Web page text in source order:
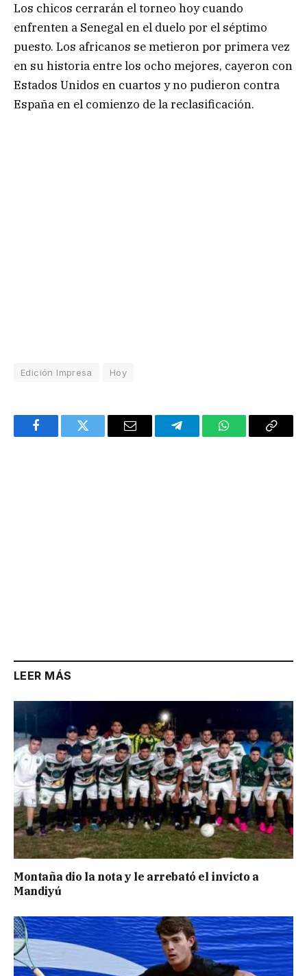
Los chicos cerrarán el torneo hoy cuando
enfrenten a Senegal en el duelo por el séptimo
puesto. Los africanos se metieron por primera vez
en su historia entre los ocho mejores, cayeron con
Estados Unidos en cuartos y no pudieron contra
España en el comienzo de la reclasificación.
Edición Impresa Hoy
FacebookTwitter Email TelegramWhatsAppCopy
LEER MÁS
Montaña dio la nota y le arrebató el invicto a
Mandiyú